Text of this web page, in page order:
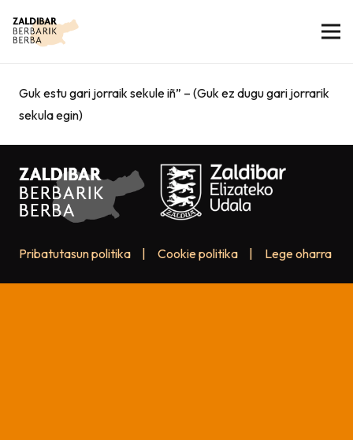
Guk estu gari jorraik sekule iñ” – (Guk ez dugu gari jorrarik
sekula egin)
Pribatutasun politika Cookie politika Lege oharra